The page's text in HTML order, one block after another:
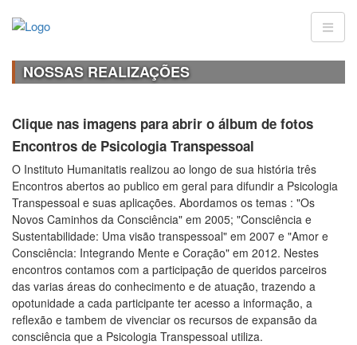
NOSSAS REALIZAÇÕES
Clique nas imagens para abrir o álbum de fotos
Encontros de Psicologia Transpessoal
O Instituto Humanitatis realizou ao longo de sua história três
Encontros abertos ao publico em geral para difundir a Psicologia
Transpessoal e suas aplicações. Abordamos os temas : "Os
Novos Caminhos da Consciência" em 2005; "Consciência e
Sustentabilidade: Uma visão transpessoal" em 2007 e "Amor e
Consciência: Integrando Mente e Coração" em 2012. Nestes
encontros contamos com a participação de queridos parceiros
das varias áreas do conhecimento e de atuação, trazendo a
opotunidade a cada participante ter acesso a informação, a
reflexão e tambem de vivenciar os recursos de expansão da
consciência que a Psicologia Transpessoal utiliza.